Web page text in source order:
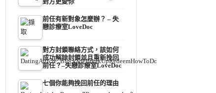
前任有新對象怎麼辦？ – 失
戀診療室LoveDoc
對方封鎖聯絡方式，該如何
成功解除封鎖並且重新挽回
前任？–失戀診療室LoveDoc
七個你能夠挽回前任的理由